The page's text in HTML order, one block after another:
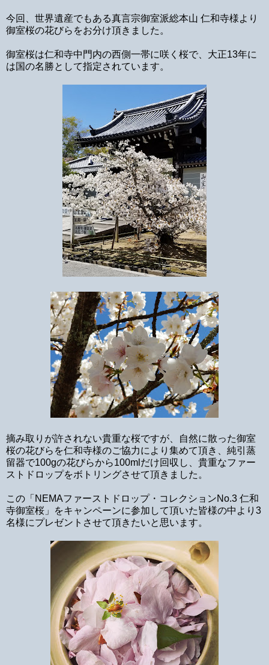
今回、世界遺産でもある真言宗御室派総本山 仁和寺様より
御室桜の花びらをお分け頂きました。
御室桜は仁和寺中門内の西側一帯に咲く桜で、大正13年に
は国の名勝として指定されています。
摘み取りが許されない貴重な桜ですが、自然に散った御室
桜の花びらを仁和寺様のご協力により集めて頂き、純引蒸
留器で100gの花びらから100mlだけ回収し、貴重なファー
ストドロップをボトリングさせて頂きました。
この「NEMAファーストドロップ・コレクションNo.3 仁和
寺御室桜」をキャンペーンに参加して頂いた皆様の中より3
名様にプレゼントさせて頂きたいと思います。